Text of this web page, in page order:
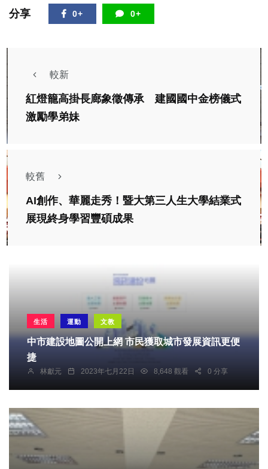
分享 0+ 0+
較新
紅燈籠高掛長廊象徵傳承 建國國中金榜儀式
激勵學弟妹
較舊
AI創作、華麗走秀！暨大第三人生大學結業式
展現終身學習豐碩成果
生活 運動 文教
中市建設地圖公開上網 市民獲取城市發展資訊更便
捷
林獻元 2023年七月22日 8,648 觀看 0 分享